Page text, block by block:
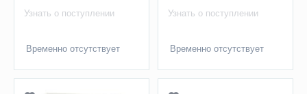
9х15 см
Узнать о поступлении
Временно отсутствует
9х10 см
Узнать о поступлении
Временно отсутствует